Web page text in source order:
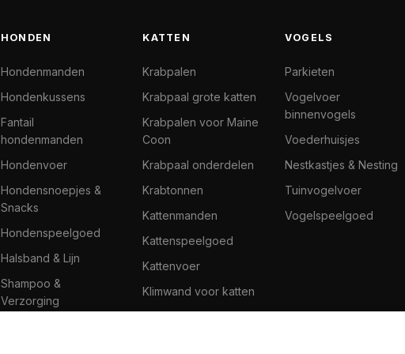
HONDEN
Hondenmanden
Hondenkussens
Fantail
hondenmanden
Hondenvoer
Hondensnoepjes &
Snacks
Hondenspeelgoed
Halsband & Lijn
Shampoo &
Verzorging
KATTEN
Krabpalen
Krabpaal grote katten
Krabpalen voor Maine
Coon
Krabpaal onderdelen
Krabtonnen
Kattenmanden
Kattenspeelgoed
Kattenvoer
Klimwand voor katten
VOGELS
Parkieten
Vogelvoer
binnenvogels
Voederhuisjes
Nestkastjes & Nesting
Tuinvogelvoer
Vogelspeelgoed